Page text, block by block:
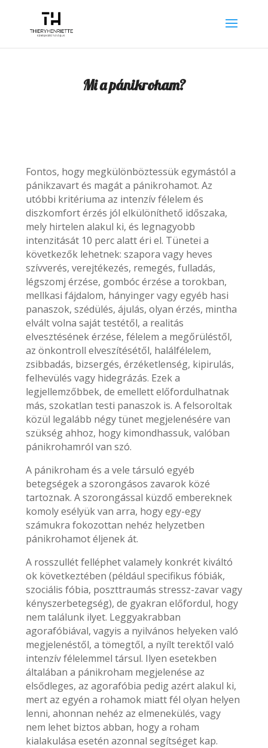
Mi a pánikroham?
Fontos, hogy megkülönböztessük egymástól a
pánikzavart és magát a pánikrohamot. Az
utóbbi kritériuma az intenzív félelem és
diszkomfort érzés jól elkülöníthető időszaka,
mely hirtelen alakul ki, és legnagyobb
intenzitását 10 perc alatt éri el. Tünetei a
következők lehetnek: szapora vagy heves
szívverés, verejtékezés, remegés, fulladás,
légszomj érzése, gombóc érzése a torokban,
mellkasi fájdalom, hányinger vagy egyéb hasi
panaszok, szédülés, ájulás, olyan érzés, mintha
elvált volna saját testétől, a realitás
elvesztésének érzése, félelem a megőrüléstől,
az önkontroll elveszítésétől, halálfélelem,
zsibbadás, bizsergés, érzéketlenség, kipirulás,
felhevülés vagy hidegrázás. Ezek a
legjellemzőbbek, de emellett előfordulhatnak
más, szokatlan testi panaszok is. A felsoroltak
közül legalább négy tünet megjelenésére van
szükség ahhoz, hogy kimondhassuk, valóban
pánikrohamról van szó.
A pánikroham és a vele társuló egyéb
betegségek a szorongásos zavarok közé
tartoznak. A szorongással küzdő embereknek
komoly esélyük van arra, hogy egy-egy
számukra fokozottan nehéz helyzetben
pánikrohamot éljenek át.
A rosszullét felléphet valamely konkrét kiváltó
ok következtében (például specifikus fóbiák,
szociális fóbia, poszttraumás stressz-zavar vagy
kényszerbetegség), de gyakran előfordul, hogy
nem találunk ilyet. Leggyakrabban
agorafóbiával, vagyis a nyilvános helyeken való
megjelenéstől, a tömegtől, a nyílt terektől való
intenzív félelemmel társul. Ilyen esetekben
általában a pánikroham megjelenése az
elsődleges, az agorafóbia pedig azért alakul ki,
mert az egyén a rohamok miatt fél olyan helyen
lenni, ahonnan nehéz az elmenekülés, vagy
nem lehet biztos abban, hogy a roham
kialakulása esetén azonnal segítséget kap.